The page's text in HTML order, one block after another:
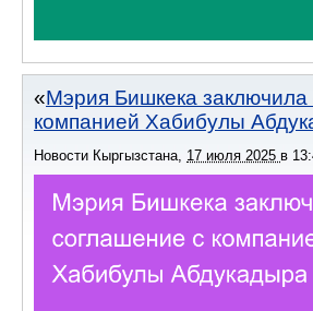
Мэрия Бишкека заключила
компанией Хабибулы
Новости Кыргызстана 17 июля 2025 в